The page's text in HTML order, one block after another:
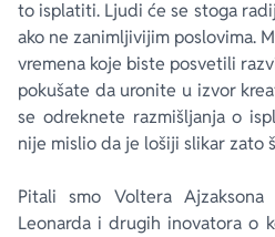
to isplatiti. Ljudi će se stoga
ako ne zanimljivijim poslovima.
vremena koje biste posvetili
pokušate da uronite u izvor
se odreknete razmišljanja o
nije mislio da je lošiji slikar zato
Pitali smo Voltera
Leonarda i drugih inovatora o